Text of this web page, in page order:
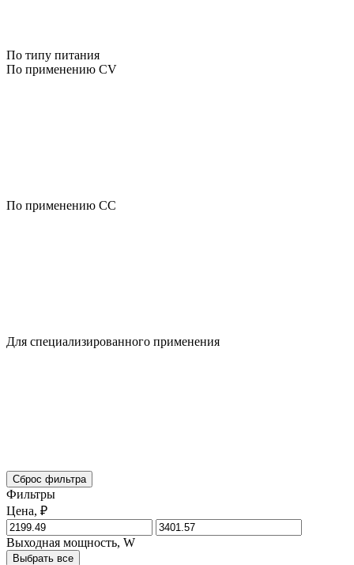
По типу питания
По применению CV
По применению CC
Для специализированного применения
Сброс фильтра
Фильтры
Цена, ₽
Выходная мощность, W
Выбрать все